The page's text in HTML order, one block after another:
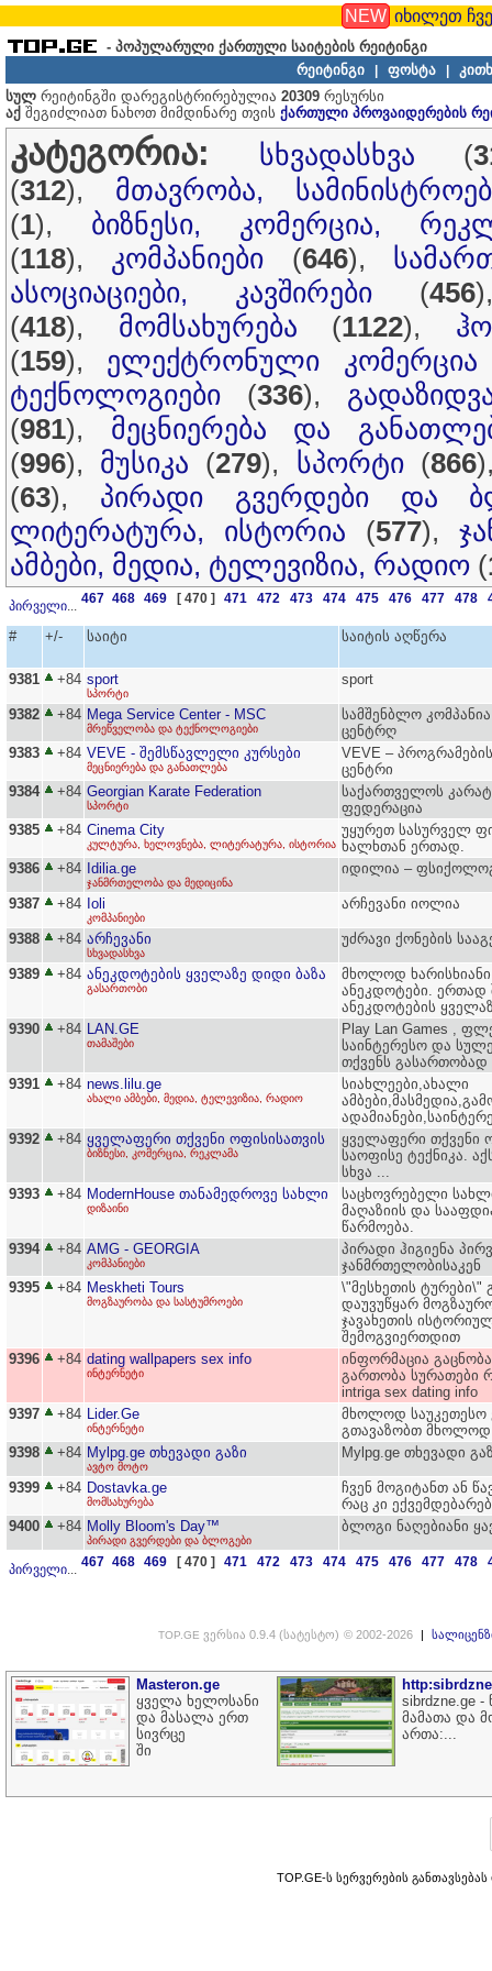
NEW იხილეთ
- პოპულარული ქართული საიტების რეიტინგი
რეიტინგი
ფოსტა
სულ რეიტინგში დარეგისტრირებულია 20309 რესურსი
აქ შეგიძლიათ ნახოთ მიმდინარე თვის ქართული პროვაიდერების
კატეგორია: სხვადასხვა (
(312), მთავრობა,
(1), ბიზნესი, კომერცია,
(118), კომპანიები (646),
ასოციაციები, კავშირები (456
(418), მომსახურება (1122),
(159), ელექტრონული კომერცია
ტექნოლოგიები (336),
(981), მეცნიერება და
(996), მუსიკა (279), სპორტი(866
(63), პირადი გვერდები და
ლიტერატურა, ისტორია (577),
ამბები, მედია, ტელევიზია, რადიო (
პირველი... 467 468 469 [ 470 ] 471 472 473 474 475 476 477 478
# +/- საიტი საიტის აღწერა
9381 +84 sport
სპორტი
sport
9382 +84 Mega Service Center - MSC
მრეწველობა და ტექნოლოგიები
სამშენბლო
ცენტრღ
9383
+84 VEVE - შემსწავლელი კურსები
მეცნიერება და განათლება
VEVE –
ცენტრი
9384
+84 Georgian Karate Federation
სპორტი
საქართველოს
ფედერაცია
9385
+84 Cinema City
კულტურა, ხელოვნება, ლიტერატურა, ისტორია
უყურეთ სასურველ
ხალხთან ერთად.
9386
+84 Idilia.ge
ჯანმრთელობა და მედიცინა
იდილია –
9387 +84 Ioli
კომპანიები
არჩევანი იოლია
9388 +84 არჩევანი
სხვადასხვა
უძრავი ქონების
9389 +84 ანეკდოტების ყველაზე დიდი ბაზა
გასართობი
მხოლოდ
ანეკდოტები. ერთად
ანეკდოტების
9390
+84 LAN.GE
თამაშები
Play Lan Games ,
საინტერესო და
თქვენს გასართობად
9391
+84 news.lilu.ge
ახალი ამბები, მედია, ტელევიზია, რადიო
სიახლეები,ახალი
9392
+84 ყველაფერი თქვენი ოფისისათვის
ბიზნესი, კომერცია, რეკლამა
ყველაფერი თქვენი
საოფისე ტექნიკა.
სხვა ...
9393
+84 ModernHouse თანამედროვე სახლი
დიზაინი
საცხოვრებელი
მაღაზიის და
წარმოება.
9394
+84 AMG - GEORGIA
კომპანიები
პირადი ჰიგიენა
ჯანმრთელობისაკენ
9395
+84 Meskheti Tours
მოგზაურობა და სასტუმროები
\"მესხეთის ტურები\"
დაუვუწყარ
ჯავახეთის
შემოგვიერთდით
9396
+84 dating wallpapers sex info
ინტერნეტი
ინფორმაცია
გართობა სურათები
intriga sex dating info
9397
+84 Lider.Ge
ინტერნეტი
მხოლოდ საუკეთესო
გთავაზობთ მხოლოდ
9398
+84 Mylpg.ge თხევადი გაზი
ავტო მოტო
Mylpg.ge თხევადი
9399 +84 Dostavka.ge
მომსახურება
ჩვენ მოგიტანთ ან
რაც კი
9400
+84 Molly Bloom's Day™
პირადი გვერდები და ბლოგები
ბლოგი ნაღებიანი
პირველი... 467 468 469 [ 470 ] 471 472 473 474 475 476 477 478
TOP.GE ვერსია 0.9.4 (სატესტო) © 2002-2026 |
Masteron.ge
ყველა ხელოსანი
და მასალა ერთ
სივრცე
ში
sibrdzne.ge -
მამათა და
ართა:...
TOP.GE-ს სერვერების